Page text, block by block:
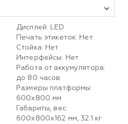
Дисплей: LED
Печать этикеток: Нет
Стойка: Нет
Интерфейсы: Нет
Работа от аккумулятора:
до 80 часов
Размеры платформы:
600х800 мм
Габариты, вес:
600х800х162 мм, 32.1 кг